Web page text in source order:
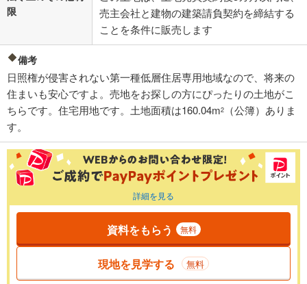
限
売主会社と建物の建築請負契約を締結する
ことを条件に販売します
備考
日照権が侵害されない第一種低層住居専用地域なので、将来の
住まいも安心ですよ。売地をお探しの方にぴったりの土地がこ
ちらです。住宅用地です。土地面積は160.04m2
（公簿）ありま
す。
詳細を見る
資料をもらう 無料
現地を見学する 無料